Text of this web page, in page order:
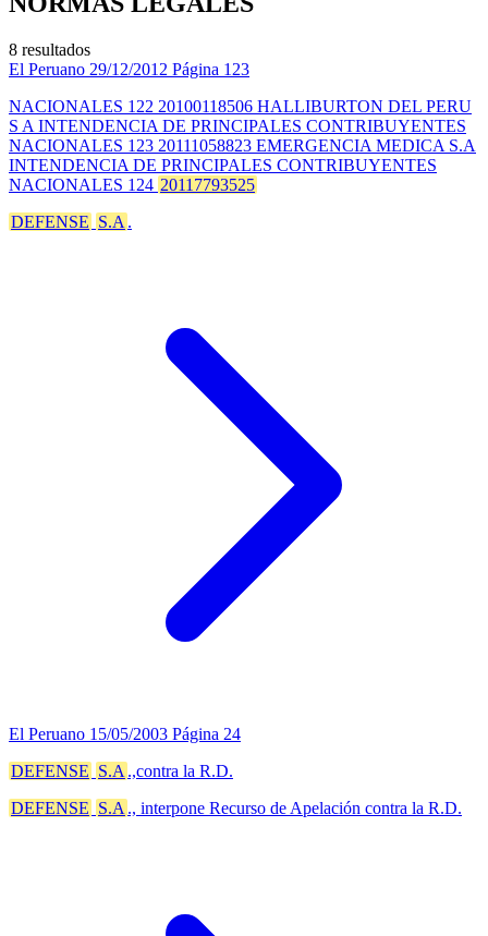
8 resultados
El Peruano 29/12/2012 Página 123
NACIONALES 122 20100118506 HALLIBURTON DEL PERU
S A INTENDENCIA DE PRINCIPALES CONTRIBUYENTES
NACIONALES 123 20111058823 EMERGENCIA MEDICA S.A
INTENDENCIA DE PRINCIPALES CONTRIBUYENTES
NACIONALES 124 20117793525
DEFENSE S.A .
El Peruano 15/05/2003 Página 24
DEFENSE S.A .,contra la R.D.
DEFENSE S.A ., interpone Recurso de Apelación contra la R.D.